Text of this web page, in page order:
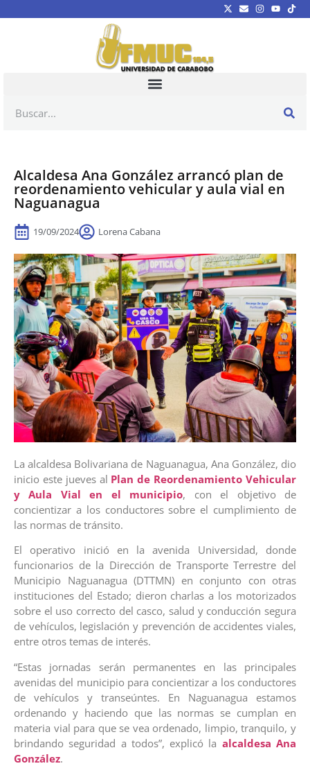
Alcaldesa Ana González arrancó plan de
reordenamiento vehicular y aula vial en
Naguanagua
19/09/2024 Lorena Cabana
La alcaldesa Bolivariana de Naguanagua, Ana González, dio
inicio este jueves al Plan de Reordenamiento Vehicular
y Aula Vial en el municipio, con el objetivo de
concientizar a los conductores sobre el cumplimiento de
las normas de tránsito.
El operativo inició en la avenida Universidad, donde
funcionarios de la Dirección de Transporte Terrestre del
Municipio Naguanagua (DTTMN) en conjunto con otras
instituciones del Estado; dieron charlas a los motorizados
sobre el uso correcto del casco, salud y conducción segura
de vehículos, legislación y prevención de accidentes viales,
entre otros temas de interés.
“Estas jornadas serán permanentes en las principales
avenidas del municipio para concientizar a los conductores
de vehículos y transeúntes. En Naguanagua estamos
ordenando y haciendo que las normas se cumplan en
materia vial para que se vea ordenado, limpio, tranquilo, y
brindando seguridad a todos”, explicó la alcaldesa Ana
González.